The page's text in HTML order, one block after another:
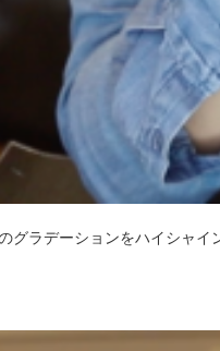
グラデーションをハイシャイ